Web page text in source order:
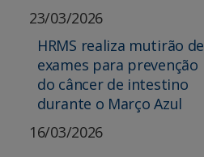
23/03/2026
HRMS realiza mutirão de
exames para prevenção
do câncer de intestino
durante o Março Azul
16/03/2026